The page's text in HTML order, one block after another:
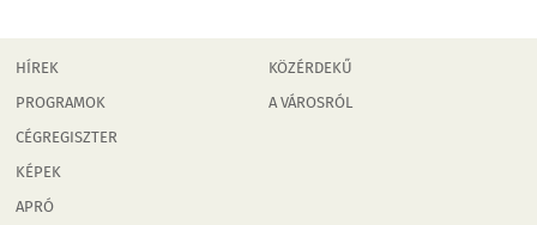
HÍREK
PROGRAMOK
CÉGREGISZTER
KÉPEK
APRÓ
KÖZÉRDEKŰ
A VÁROSRÓL